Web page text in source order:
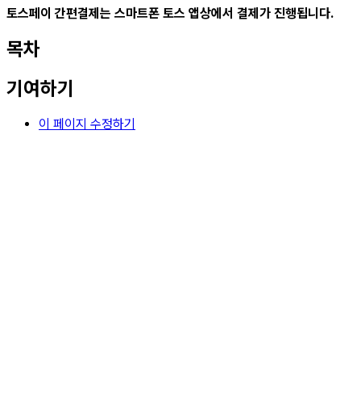
토스페이 간편결제는 스마트폰 토스 앱상에서 결제가 진행됩니다.
목차
기여하기
이 페이지 수정하기